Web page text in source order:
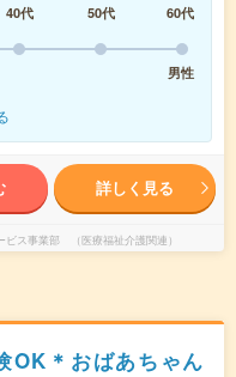
40代 50代
60代
男性
詳しく見る
ス事業部 （医療福祉介護関連）
OK＊おばあちゃん